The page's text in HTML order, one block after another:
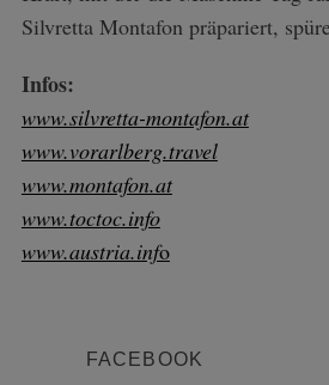
Silvretta Montafon präpariert,
Infos:
www.silvretta-montafon.at
www.vorarlberg.travel
www.montafon.at
www.toctoc.info
www.austria.info
FACEBOOK